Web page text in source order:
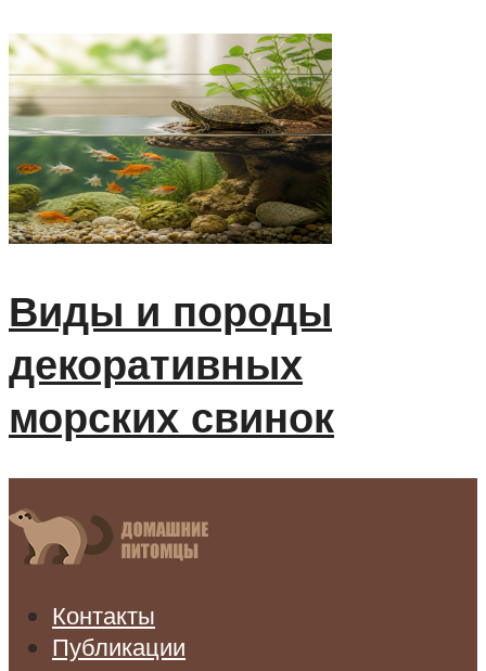
Виды и породы
декоративных
морских свинок
Контакты
Публикации